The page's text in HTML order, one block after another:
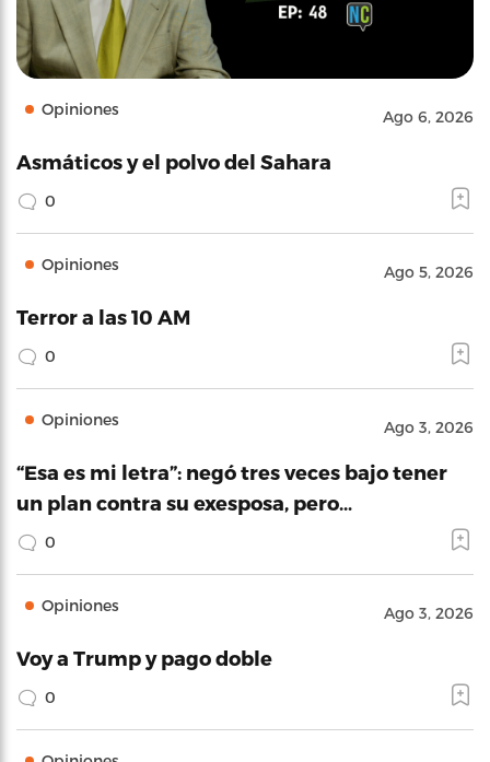
Opiniones Ago 6, 2026
Asmáticos y el polvo del Sahara
0
Opiniones Ago 5, 2026
Terror a las 10 AM
0
Opiniones Ago 3, 2026
“Esa es mi letra”: negó tres veces bajo tener
un plan contra su exesposa, pero…
0
Opiniones Ago 3, 2026
Voy a Trump y pago doble
0